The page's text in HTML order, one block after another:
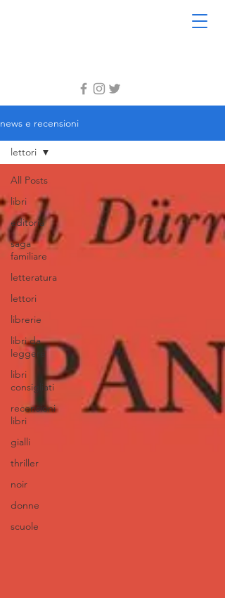
news e recensioni
All Posts
libri
editoria
saga
familiare
letteratura
lettori
librerie
libri da
leggere
libri
consigliati
recensioni
libri
gialli
thriller
noir
donne
scuole
lettori